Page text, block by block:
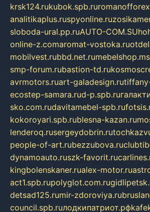
krsk124.rukubok.spb.ru
analitikaplus.ruspyonline.ru
sloboda-ural.pp.ruAUTO-COM.SU
online-z.comaromat-vostoka.ru
mobilvest.rubbd.net.ru
smp-forum.rubastion-td.ru
avrmotors.ruart-galadesign.ru
ecostep-samara.rud-p.spb.ru
sko.com.rudavitamebel-spb.ru
kokoroyari.spb.rublesna-kazan.ru
lenderoq.rusergeydobrin.ru
people-of-art.rubezzubova.ru
dynamoauto.ruszk-favorit.ru
kingbolenskaner.rualex-motor.ru
act1.spb.rupolyglot.com.ru
detsad125.rumir-zdoroviya.ru
council.spb.ruлодкипатриот.рф